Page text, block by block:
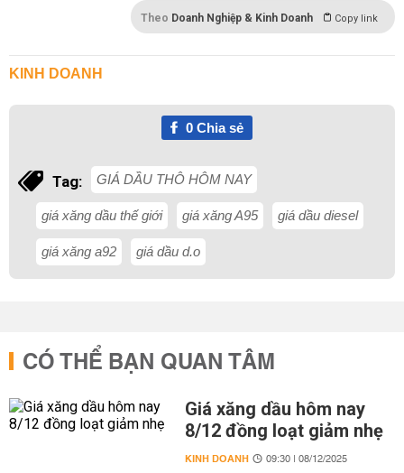
Theo Doanh Nghiệp & Kinh Doanh Copy link
KINH DOANH
0Chia sẻ
Tag: GIÁ DẦU THÔ HÔM NAY
giá xăng dầu thế giới giá xăng A95 giá dầu diesel
giá xăng a92 giá dầu d.o
CÓ THỂ BẠN QUAN TÂM
Giá xăng dầu hôm nay
8/12 đồng loạt giảm nhẹ
KINH DOANH 09:30 | 08/12/2025